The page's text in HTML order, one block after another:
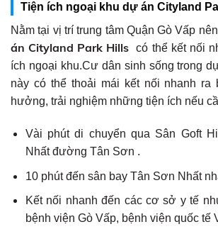
Tiện ích ngoại khu dự án Cityland
Nằm tại vị trí trung tâm Quận Gò Vấp
án Cityland Park Hills có thể kết nối
ích ngoại khu.Cư dân sinh sống trong
này có thể thoải mái kết nối nhanh ra
hưởng, trải nghiệm những tiện ích nếu
Vài phút di chuyển qua Sân Goft
Nhất đường Tân Sơn .
10 phút đến sân bay Tân Sơn Nhất
Kết nối nhanh đến các cơ sở y tế
bệnh viện Gò Vấp, bệnh viện quốc tế